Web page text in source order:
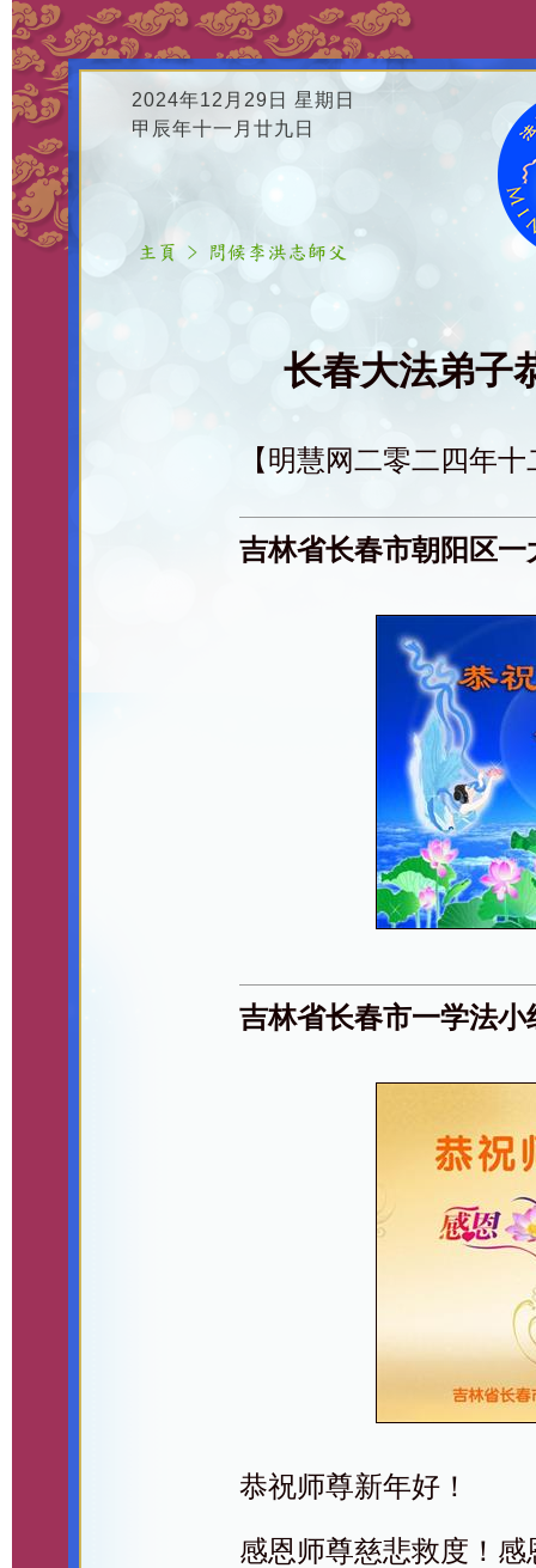
2024年12月29日 星期日
甲辰年十一月廿九日
长春大法弟子
【明慧网二零二四年
吉林省长春市朝阳区
吉林省长春市一学法
恭祝师尊新年好！
感恩师尊慈悲救度！